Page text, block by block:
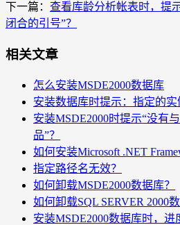
下一篇： 查看库龄分析帐表时，提
闭合的引号”？
相关文章
怎么安装MSDE2000数据库
安装数据库时提示：指定的实
安装MSDE2000时提示“没有
品”？
如何安装Microsoft .NET
指定路径名无效？
如何卸载MSDE2000数据库？
如何卸载SQL SERVER 2000数
安装MSDE2000数据库时，进